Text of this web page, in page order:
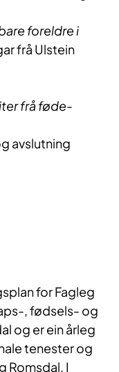
foreldre i
frå Ulstein
frå føde-
avslutning
for Fagleg
, fødsels- og
og er ein årleg
tenester og
Romsdal. I